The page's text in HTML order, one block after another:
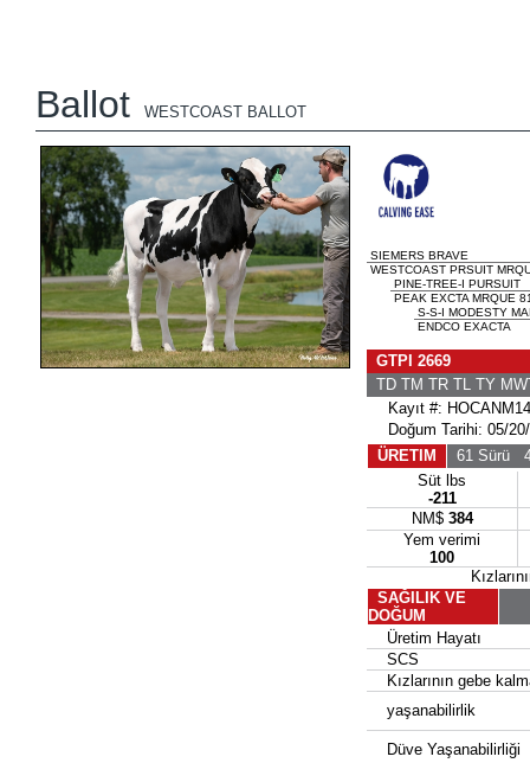
Ballot WESTCOAST BALLOT
SIEMERS BRAVE
WESTCOAST PRSUIT
PINE-TREE-I PURSUIT
PEAK EXCTA MRQUE
S-S-I MODESTY
ENDCO EXACTA
GTPI 2669
TD TM TR TL TY
Kayıt #:
Doğum Tarihi: 05/
ÜRETIM
61 Sürü
Süt lbs
-211
NM$ 384
Yem verimi
100
SAĞILIK VE
DOĞUM
Üretim Hayatı
SCS
Kızlarının gebe
yaşanabilirlik
Düve Yaşanabilirliği